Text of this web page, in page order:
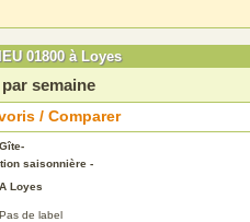
01800 à Loyes
semaine
/ Comparer
Gîte-
saisonnière -
A Loyes
Pas de label